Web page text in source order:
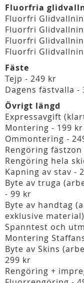
Fluorfria
Fluorfri
Fluorfri
Fluorfri
Fluorfri
Fäste
Tejp - 249 kr
Dagens fästvalla -
Övrigt längd
Expressavgift
Montering - 199 kr
Ommontering -
Rengöring fästzon
Rengöring hela
Kapning av stav -
Byte av truga
- 99 kr
Byte av handtag
exklusive
Spanntest och
Montering
Byte av Skins
299 kr
Rengöring +